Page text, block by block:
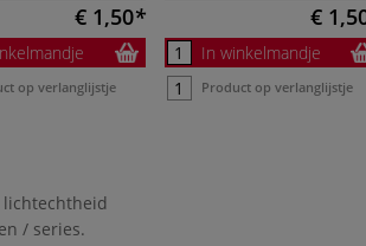
€ 1,50
op verlanglijstje
€
In winkelmandje
Product op verlanglijstje
lichtechtheid
/ series.